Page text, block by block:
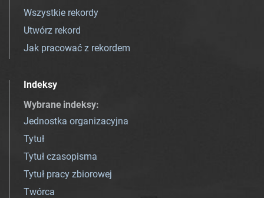
Wszystkie rekordy
Utwórz rekord
Jak pracować z rekordem
Indeksy
Wybrane indeksy:
Jednostka organizacyjna
Tytuł
Tytuł czasopisma
Tytuł pracy zbiorowej
Twórca